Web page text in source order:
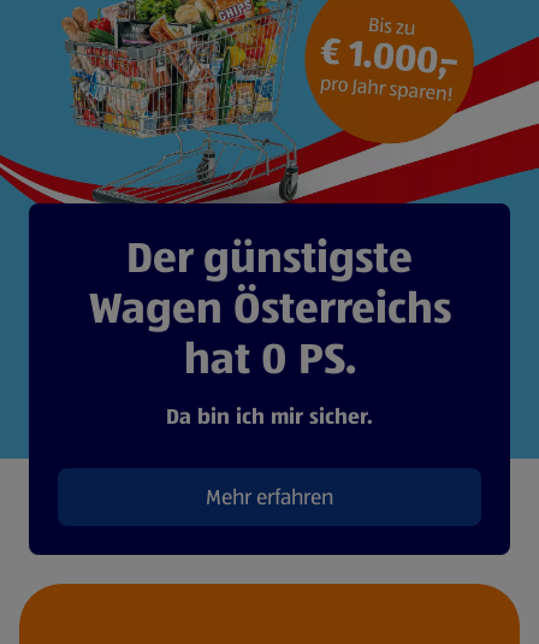
Der günstigste
Wagen Österreichs
hat 0 PS.
Da bin ich mir sicher.
Mehr erfahren